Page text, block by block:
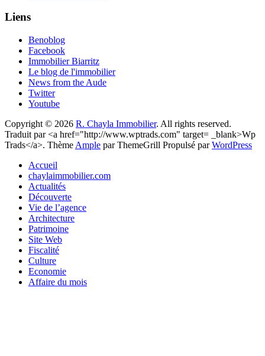
Liens
Benoblog
Facebook
Immobilier Biarritz
Le blog de l'immobilier
News from the Aude
Twitter
Youtube
Copyright © 2026 R. Chayla Immobilier. All rights reserved.
Traduit par <a href="http://www.wptrads.com" target= _blank>Wp
Trads</a>. Thème Ample par ThemeGrill Propulsé parWordPress
Accueil
chaylaimmobilier.com
Actualités
Découverte
Vie de l’agence
Architecture
Patrimoine
Site Web
Fiscalité
Culture
Economie
Affaire du mois